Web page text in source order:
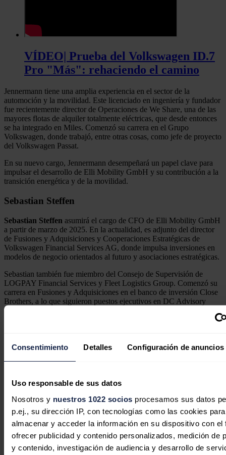
Consentimiento Detalles Configuración de anuncios
Uso responsable de sus datos
Nosotros y nuestros 1022 socios procesamos sus datos
p.ej., su dirección IP, con tecnologías como las cookies para
almacenar y acceder la información en su dispositivo con el
ofrecer publicidad y contenido personalizados, medición de
y contenido, investigación de audiencia y desarrollo de
VÍDEO| Prueba del Volkswagen ID.7
Pro "Más": rehaciendo el camino
Jennermann tiene una amplia experiencia en el sector de la
automoción y la movilidad. Este licenciado en ingeniería y fundador
fue recientemente director de Operaciones de We Share, una de las
mayores flotas de alquiler totalmente eléctricas, que desde entonces
se ha integrado en Miles. Comenzó su carrera en el Grupo
Volkswagen, donde trabajó, entre otras cosas, como jefe de proyecto
del Volkswagen Passat.
En su nuevo cargo, Jennermann desempeñará un papel clave para
impulsar el desarrollo de Elli Mobility GmbH y su contribución a la
transición energética y de la movilidad.
Sebastian Steffen
Sebastian Steffen asumirá el cargo de CFO de Elli Mobility GmbH
a partir de marzo de 2025. En la actualidad, es adjunto del director
de Fusiones y Adquisiciones y Cooperaciones Estratégicas de
Volkswagen Financial Services AG, donde impulsa inversiones en
modelos de negocio orientados al futuro y asociaciones estratégicas.
Sebastian también fue miembro del Consejo de Supervisión de
LOGPAY Financial Services y Fleet Logistics Group. Comenzó su
carrera en Fusiones y Adquisiciones en el banco de inversión Close
Brothers, a lo que siguieron puestos ejecutivos en DC Advisory
Partners y Continental AG antes de incorporarse a Volkswagen